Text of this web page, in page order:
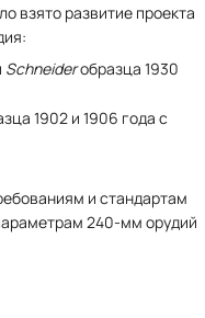
взято развитие проекта
Schneiderобразца 1930
1902 и 1906 года с
и стандартам
240-мм орудий